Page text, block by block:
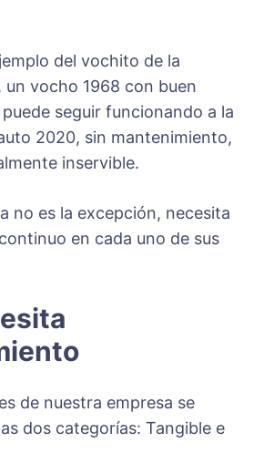
del vochito de la
un vocho 1968 con buen
seguir funcionando a la
2020, sin mantenimiento,
inservible.
no es la excepción, necesita
en cada uno de sus
de nuestra empresa se
dos categorías: Tangible e